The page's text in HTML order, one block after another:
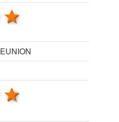
4 stars
4 stars